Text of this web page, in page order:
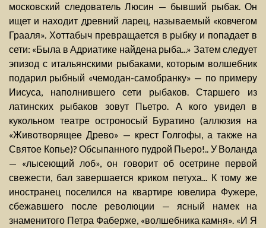
московский следователь Люсин — бывший рыбак. Он
ищет и находит древний ларец, называемый «ковчегом
Грааля». Хоттабыч превращается в рыбку и попадает в
сети: «Была в Адриатике найдена рыба...» Затем следует
эпизод с итальянскими рыбаками, которым волшебник
подарил рыбный «чемодан-самобранку» — по примеру
Иисуса, наполнившего сети рыбаков. Старшего из
латинских рыбаков зовут Пьетро. А кого увидел в
кукольном театре остроносый Буратино (аллюзия на
«Животворящее Древо» — крест Голгофы, а также на
Святое Копье)? Обсыпанного пудрой Пьеро!.. У Воланда
— «лысеющий лоб», он говорит об осетрине первой
свежести, бал завершается криком петуха... К тому же
иностранец поселился на квартире ювелира Фужере,
сбежавшего после революции — ясный намек на
знаменитого Петра Фаберже, «волшебника камня». «И Я